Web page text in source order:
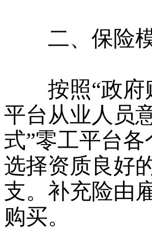
二、保险
按照“政府购
平台从业人员
式”零工平台
选择资质良好
支。补充险由
购买。